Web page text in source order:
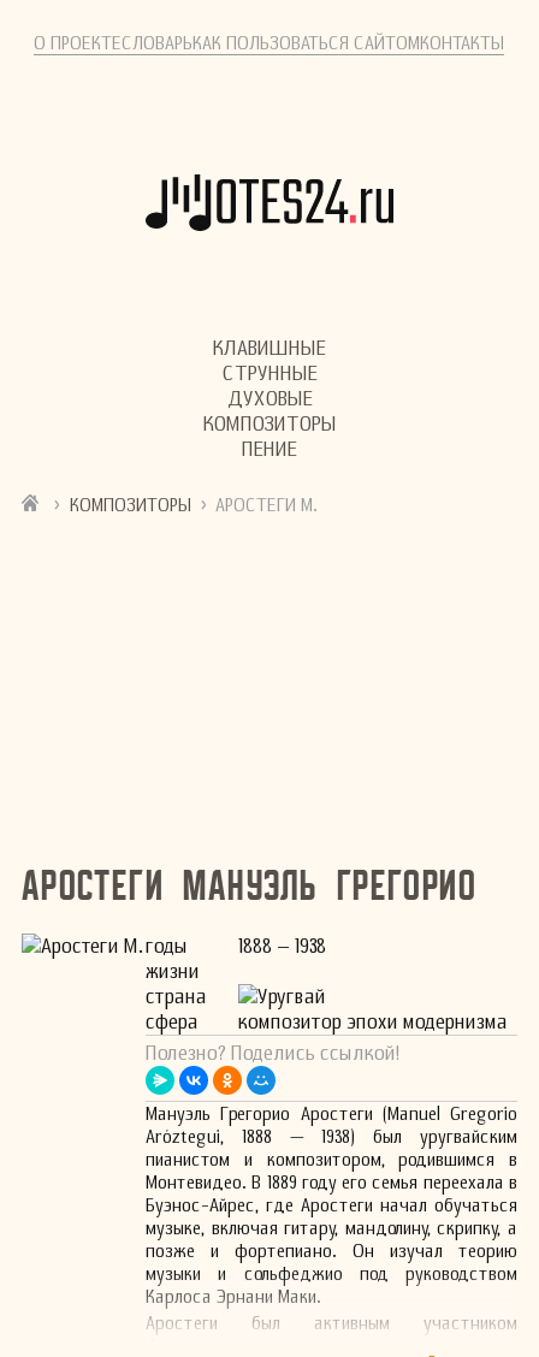
О ПРОЕКТЕСЛОВАРЬКАК ПОЛЬЗОВАТЬСЯ САЙТОМКОНТАКТЫ
КЛАВИШНЫЕ
СТРУННЫЕ
ДУХОВЫЕ
КОМПОЗИТОРЫ
ПЕНИЕ
› КОМПОЗИТОРЫ › АРОСТЕГИ М.
Аростеги Мануэль Грегорио
годы
жизни
1888 – 1938
страна
Уругвай
сфера
композитор эпохи модернизма
Полезно? Поделись ссылкой!
Мануэль Грегорио Аростеги (Manuel Gregorio
Aróztegui, 1888 — 1938) был уругвайским
пианистом и композитором, родившимся в
Монтевидео. В 1889 году его семья переехала в
Буэнос-Айрес, где Аростеги начал обучаться
музыке, включая гитару, мандолину, скрипку, а
позже и фортепиано. Он изучал теорию
музыки и сольфеджио под руководством
Карлоса Эрнани Маки.
Аростеги был активным участником